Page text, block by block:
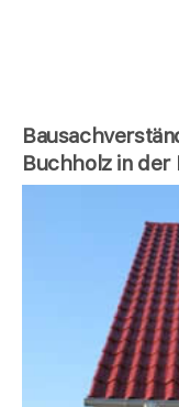
Buchholz in der